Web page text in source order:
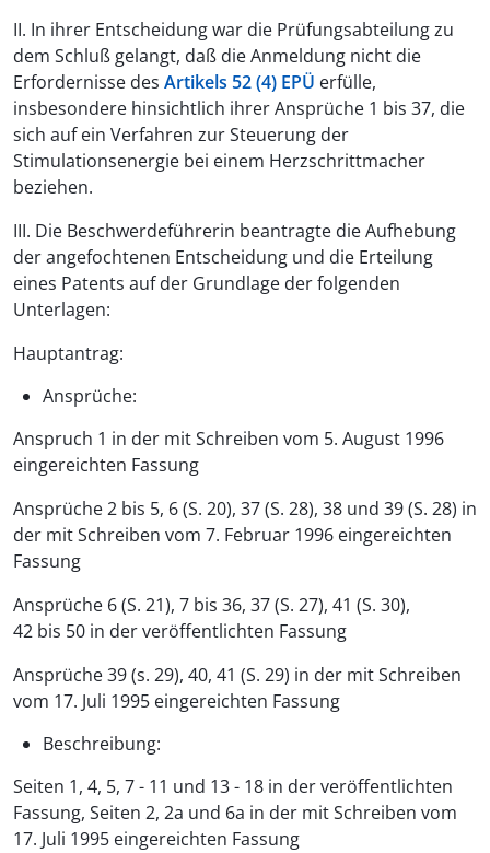
II. In ihrer Entscheidung war die Prüfungsabteilung zu
dem Schluß gelangt, daß die Anmeldung nicht die
Erfordernisse des Artikels 52 (4) EPÜ erfülle,
insbesondere hinsichtlich ihrer Ansprüche 1 bis 37, die
sich auf ein Verfahren zur Steuerung der
Stimulationsenergie bei einem Herzschrittmacher
beziehen.
III. Die Beschwerdeführerin beantragte die Aufhebung
der angefochtenen Entscheidung und die Erteilung
eines Patents auf der Grundlage der folgenden
Unterlagen:
Hauptantrag:
Ansprüche:
Anspruch 1 in der mit Schreiben vom 5. August 1996
eingereichten Fassung
Ansprüche 2 bis 5, 6 (S. 20), 37 (S. 28), 38 und 39 (S. 28) in
der mit Schreiben vom 7. Februar 1996 eingereichten
Fassung
Ansprüche 6 (S. 21), 7 bis 36, 37 (S. 27), 41 (S. 30),
42 bis 50 in der veröffentlichten Fassung
Ansprüche 39 (s. 29), 40, 41 (S. 29) in der mit Schreiben
vom 17. Juli 1995 eingereichten Fassung
Beschreibung:
Seiten 1, 4, 5, 7 - 11 und 13 - 18 in der veröffentlichten
Fassung, Seiten 2, 2a und 6a in der mit Schreiben vom
17. Juli 1995 eingereichten Fassung